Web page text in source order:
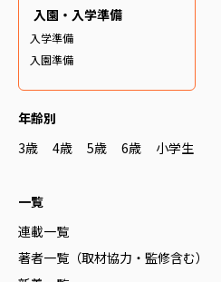
入園・入学準備
入学準備
入園準備
年齢別
3歳
4歳 5歳 6歳 小学生
一覧
連載一覧
著者一覧（取材協力・監修含む）